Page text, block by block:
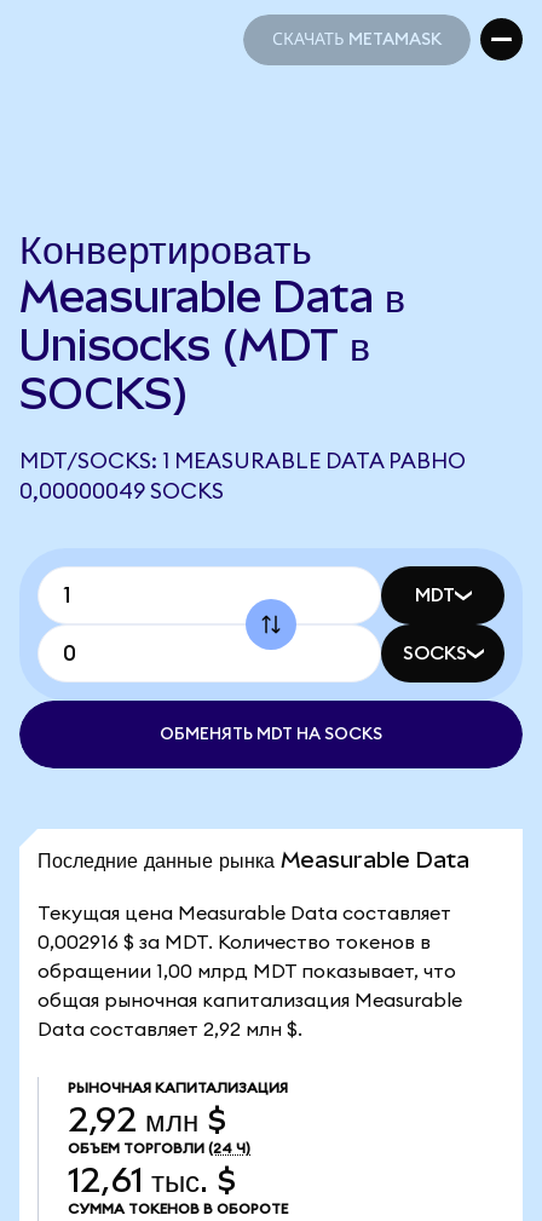
СКАЧАТЬ METAMASK
Конвертировать
Measurable Data в
Unisocks (MDT в
SOCKS)
MDT/SOCKS: 1 MEASURABLE DATA РАВНО
0,00000049 SOCKS
MDT
SOCKS
ОБМЕНЯТЬ MDT НА SOCKS
Последние данные рынка Measurable Data
Текущая цена Measurable Data составляет
0,002916 $ за MDT. Количество токенов в
обращении 1,00 млрд MDT показывает, что
общая рыночная капитализация Measurable
Data составляет 2,92 млн $.
РЫНОЧНАЯ КАПИТАЛИЗАЦИЯ
2,92 млн $
ОБЪЕМ ТОРГОВЛИ (24 Ч)
12,61 тыс. $
СУММА ТОКЕНОВ В ОБОРОТЕ